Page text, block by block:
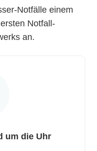
Notfälle einem
Notfall-
an.
um die Uhr